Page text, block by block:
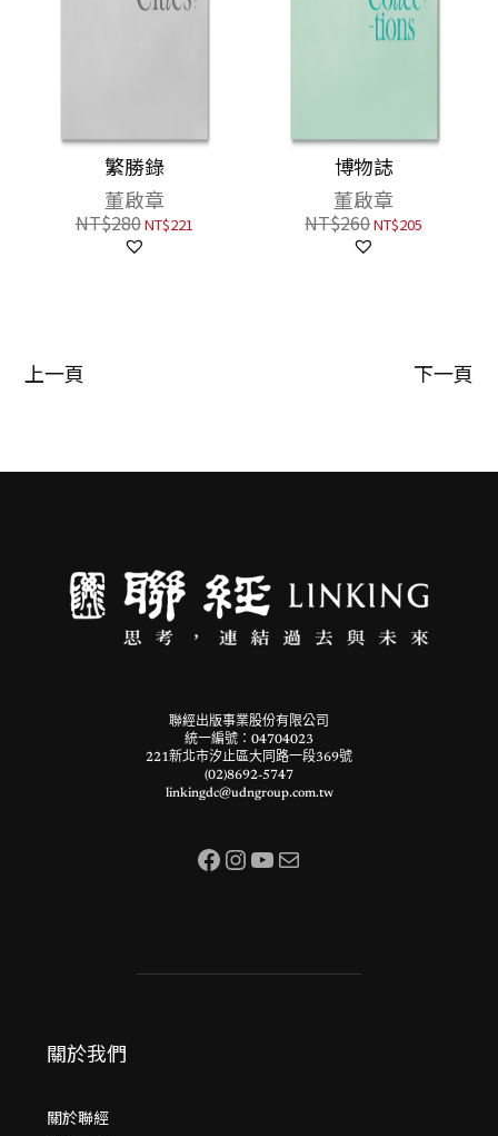
繁勝錄
董啟章
NT$280NT$221
博物誌
董啟章
NT$260NT$205
上一頁 下一頁
聯經出版事業股份有限公司
統一編號：04704023
221新北市汐止區大同路一段369號
(02)8692-5747
linkingdc@udngroup.com.tw
Facebook InstagramYouTube 電子郵件
關於我們
關於聯經